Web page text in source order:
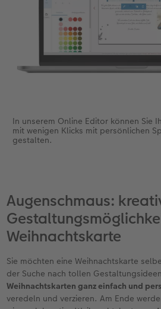
In unserem Online Editor können Sie
mit wenigen Klicks mit persönlichen
gestalten.
Augenschmaus:
Weihnachtskarte
Sie möchten eine Weihnachtskarte
der Suche nach tollen
Weihnachtskarten ganz einfach und
veredeln und verzieren. Am Ende